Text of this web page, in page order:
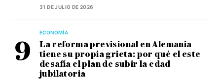
31 DE JULIO DE 2026
ECONOMÍA
La reforma previsional en Alemania
tiene su propia grieta: por qué el este
desafía el plan de subir la edad
jubilatoria